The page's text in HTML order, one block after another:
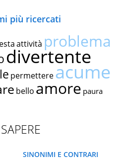
più ricercati
attività problema
divertente
permettereacume
bello amore paura
SAPERE
SINONIMI E CONTRARI